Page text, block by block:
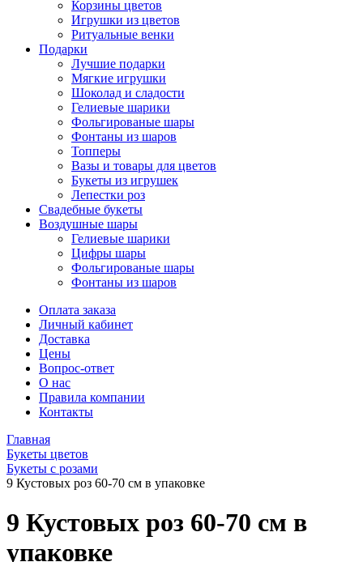
Корзины цветов
Игрушки из цветов
Ритуальные венки
Подарки
Лучшие подарки
Мягкие игрушки
Шоколад и сладости
Гелиевые шарики
Фольгированые шары
Фонтаны из шаров
Топперы
Вазы и товары для цветов
Букеты из игрушек
Лепестки роз
Свадебные букеты
Воздушные шары
Гелиевые шарики
Цифры шары
Фольгированые шары
Фонтаны из шаров
Оплата заказа
Личный кабинет
Доставка
Цены
Вопрос-ответ
О нас
Правила компании
Контакты
Главная
Букеты цветов
Букеты с розами
9 Кустовых роз 60-70 см в упаковке
9 Кустовых роз 60-70 см в
упаковке